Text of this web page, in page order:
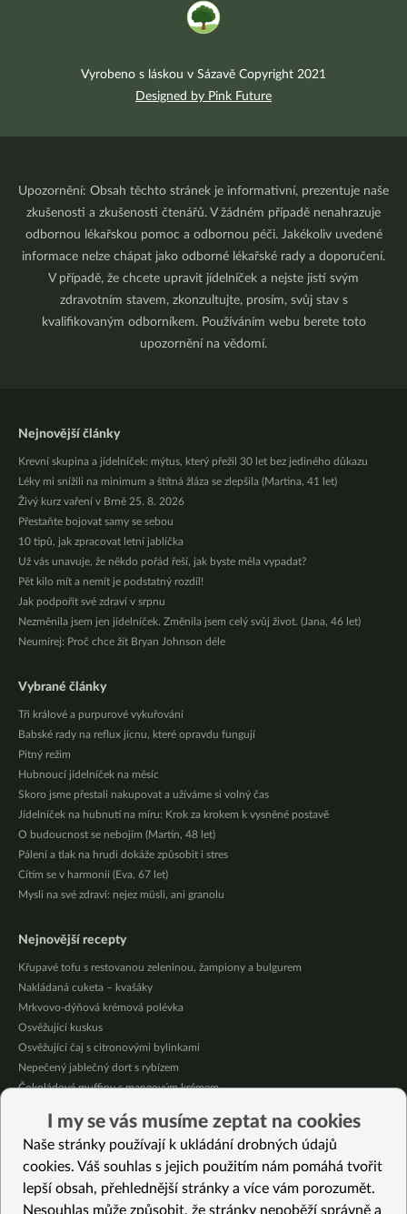
Vyrobeno s láskou v Sázavě Copyright 2021
Designed by Pink Future
Upozornění: Obsah těchto stránek je informativní, prezentuje naše
zkušenosti a zkušenosti čtenářů. V žádném případě nenahrazuje
odbornou lékařskou pomoc a odbornou péči. Jakékoliv uvedené
informace nelze chápat jako odborné lékařské rady a doporučení.
V případě, že chcete upravit jídelníček a nejste jistí svým
zdravotním stavem, zkonzultujte, prosím, svůj stav s
kvalifikovaným odborníkem. Používáním webu berete toto
upozornění na vědomí.
Nejnovější články
Krevní skupina a jídelníček: mýtus, který přežil 30 let bez jediného důkazu
Léky mi snížili na minimum a štítná žláza se zlepšila (Martina, 41 let)
Živý kurz vaření v Brně 25. 8. 2026
Přestaňte bojovat samy se sebou
10 tipů, jak zpracovat letní jablíčka
Už vás unavuje, že někdo pořád řeší, jak byste měla vypadat?
Pět kilo mít a nemít je podstatný rozdíl!
Jak podpořit své zdraví v srpnu
Nezměnila jsem jen jídelníček. Změnila jsem celý svůj život. (Jana, 46 let)
Neumírej: Proč chce žít Bryan Johnson déle
Vybrané články
Tři králové a purpurové vykuřování
Babské rady na reflux jícnu, které opravdu fungují
Pitný režim
Hubnoucí jídelníček na měsíc
Skoro jsme přestali nakupovat a užíváme si volný čas
Jídelníček na hubnutí na míru: Krok za krokem k vysněné postavě
O budoucnost se nebojím (Martin, 48 let)
Pálení a tlak na hrudi dokáže způsobit i stres
Cítím se v harmonii (Eva, 67 let)
Mysli na své zdraví: nejez müsli, ani granolu
Nejnovější recepty
Křupavé tofu s restovanou zeleninou, žampiony a bulgurem
Nakládaná cuketa – kvašáky
Mrkvovo-dýňová krémová polévka
Osvěžující kuskus
Osvěžující čaj s citronovými bylinkami
Nepečený jablečný dort s rybízem
Čokoládové muffiny s mangovým krémem
Krémová zeleninová polévka s koprem a vločkami
Celozrnná rýže basmati se zeleninou
Vybrané recepty
I my se vás musíme zeptat na cookies
Naše stránky používají k ukládání drobných údajů
cookies. Váš souhlas s jejich použitím nám pomáhá tvořit
lepší obsah, přehlednější stránky a více vám porozumět.
Nesouhlas může způsobit, že stránky nepoběží správně a